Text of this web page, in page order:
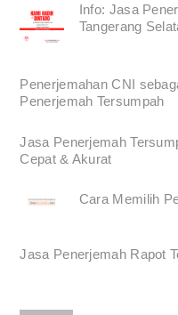
Info: Jasa
Tangerang
Penerjemahan CNI
Penerjemah Tersumpah
Jasa Penerjemah
Cepat & Akurat
Cara Memilih
Jasa Penerjemah Rapot